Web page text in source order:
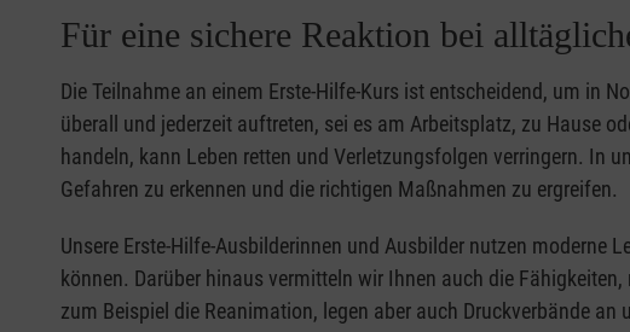
Für eine sichere Reaktion bei
Die Teilnahme an einem Erste-Hilfe-Kurs ist entscheidend, um in
überall und jederzeit auftreten, sei es am Arbeitsplatz, zu Hause
handeln, kann Leben retten und Verletzungsfolgen verringern. In
Gefahren zu erkennen und die richtigen Maßnahmen zu ergreifen.
Unsere Erste-Hilfe-Ausbilderinnen und Ausbilder nutzen moderne
können. Darüber hinaus vermitteln wir Ihnen auch die
zum Beispiel die Reanimation, legen aber auch Druckverbände an